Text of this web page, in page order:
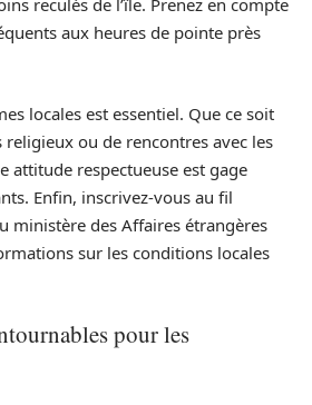
reculés de l’île. Prenez en compte
aux heures de pointe près
locales est essentiel. Que ce soit
religieux ou de rencontres avec les
attitude respectueuse est gage
Enfin, inscrivez-vous au fil
ministère des Affaires étrangères
sur les conditions locales
pour les